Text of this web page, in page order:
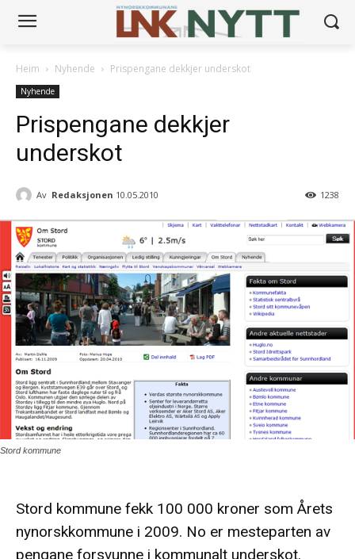
Heim Nyhende Prispengane dekkjer underskot
Nyhende
Prispengane dekkjer
underskot
Av Redaksjonen 10.05.2010 1238
Stord kommune
Stord kommune fekk 100 000 kroner som Årets
nynorskkommune i 2009. No er mesteparten av
pengane forsvunne i kommunalt underskot.